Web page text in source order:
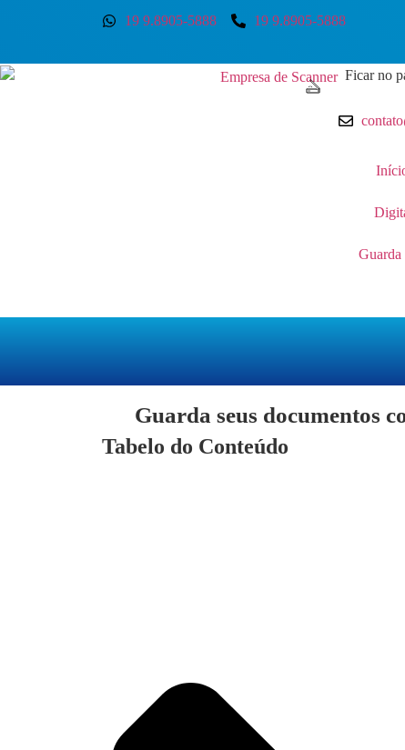
19 9.8905-5888 19 9.8905-5888
Ficar no
Guarda
Guarda seus documentos
Tabelo do Conteúdo